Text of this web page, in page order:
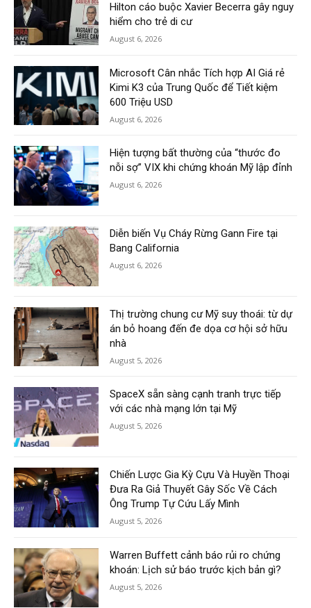
Hilton cáo buộc Xavier Becerra gây nguy
hiểm cho trẻ di cư
August 6, 2026
Microsoft Cân nhắc Tích hợp AI Giá rẻ
Kimi K3 của Trung Quốc để Tiết kiệm
600 Triệu USD
August 6, 2026
Hiện tượng bất thường của “thước đo
nỗi sợ” VIX khi chứng khoán Mỹ lập đỉnh
August 6, 2026
Diễn biến Vụ Cháy Rừng Gann Fire tại
Bang California
August 6, 2026
Thị trường chung cư Mỹ suy thoái: từ dự
án bỏ hoang đến đe dọa cơ hội sở hữu
nhà
August 5, 2026
SpaceX sẵn sàng cạnh tranh trực tiếp
với các nhà mạng lớn tại Mỹ
August 5, 2026
Chiến Lược Gia Kỳ Cựu Và Huyền Thoại
Đưa Ra Giả Thuyết Gây Sốc Về Cách
Ông Trump Tự Cứu Lấy Mình
August 5, 2026
Warren Buffett cảnh báo rủi ro chứng
khoán: Lịch sử báo trước kịch bản gì?
August 5, 2026